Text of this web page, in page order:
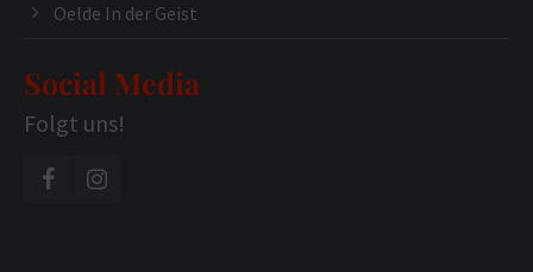
Oelde In der Geist
Social Media
Folgt uns!